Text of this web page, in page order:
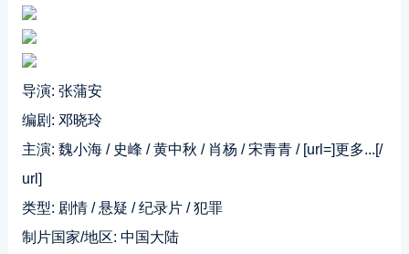
导演: 张蒲安
编剧: 邓晓玲
主演: 魏小海 / 史峰 / 黄中秋 / 肖杨 / 宋青青 / [url=]更多...[/
url]
类型: 剧情 / 悬疑 / 纪录片 / 犯罪
制片国家/地区: 中国大陆